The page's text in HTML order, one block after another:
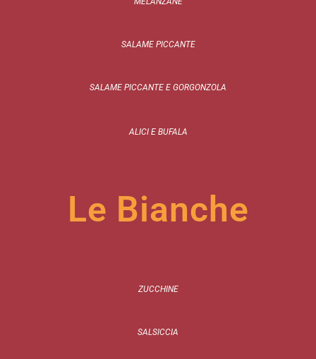
SALAME PICCANTE
SALAME PICCANTE E GORGONZOLA
ALICI E BUFALA
Le Bianche
ZUCCHINE
SALSICCIA